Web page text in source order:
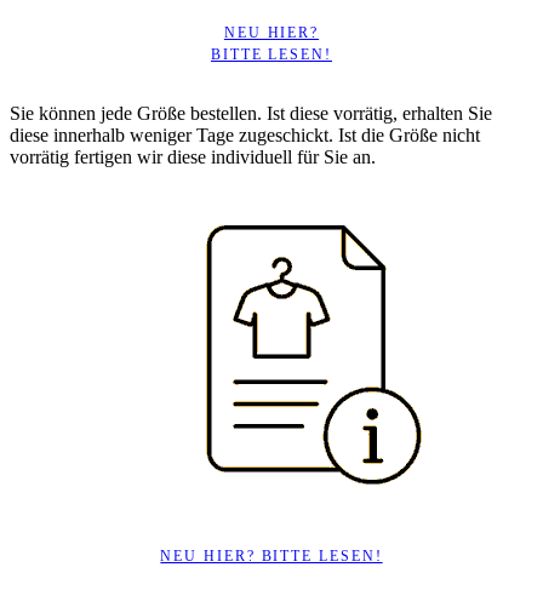
NEU HIER?
BITTE LESEN!
Sie können jede Größe bestellen. Ist diese vorrätig, erhalten Sie
diese innerhalb weniger Tage zugeschickt. Ist die Größe nicht
vorrätig fertigen wir diese individuell für Sie an.
NEU HIER? BITTE LESEN!